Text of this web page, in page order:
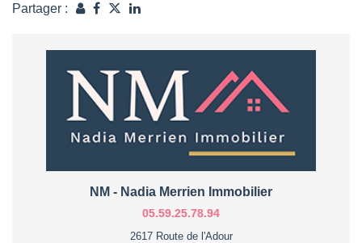
Partager :
NM - Nadia Merrien Immobilier
05.59.25.78.94
2617 Route de l'Adour